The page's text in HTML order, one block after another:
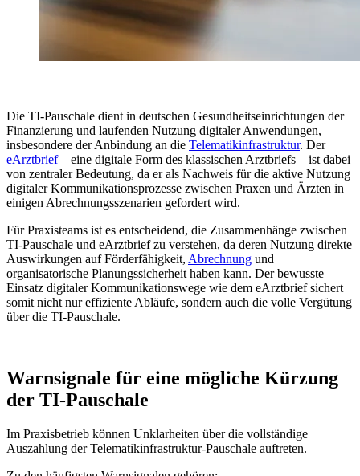
Die TI-Pauschale dient in deutschen Gesundheitseinrichtungen der
Finanzierung und laufenden Nutzung digitaler Anwendungen,
insbesondere der Anbindung an die Telematikinfrastruktur. Der
eArztbrief– eine digitale Form des klassischen Arztbriefs – ist dabei
von zentraler Bedeutung, da er als Nachweis für die aktive Nutzung
digitaler Kommunikationsprozesse zwischen Praxen und Ärzten in
einigen Abrechnungsszenarien gefordert wird.
Für Praxisteams ist es entscheidend, die Zusammenhänge zwischen
TI-Pauschale und eArztbrief zu verstehen, da deren Nutzung direkte
Auswirkungen auf Förderfähigkeit, Abrechnung und
organisatorische Planungssicherheit haben kann. Der bewusste
Einsatz digitaler Kommunikationswege wie dem eArztbrief sichert
somit nicht nur effiziente Abläufe, sondern auch die volle Vergütung
über die TI-Pauschale.
Warnsignale für eine mögliche Kürzung
der TI-Pauschale
Im Praxisbetrieb können Unklarheiten über die vollständige
Auszahlung der Telematikinfrastruktur-Pauschale auftreten.